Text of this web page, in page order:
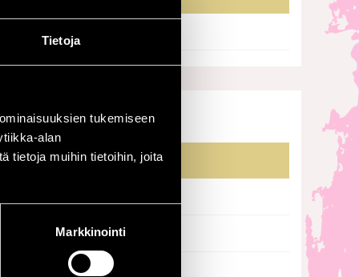
Tietoja
tukemiseen
alan
tietoja muihin tietoihin, joita
Markkinointi